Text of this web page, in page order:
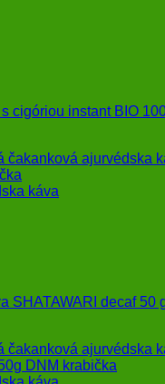
cigóriou instant BIO
SHATAWARI decaf 50